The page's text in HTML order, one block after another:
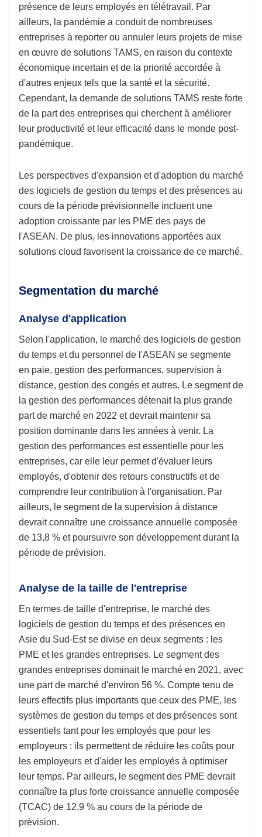
présence de leurs employés en télétravail. Par
ailleurs, la pandémie a conduit de nombreuses
entreprises à reporter ou annuler leurs projets de mise
en œuvre de solutions TAMS, en raison du contexte
économique incertain et de la priorité accordée à
d'autres enjeux tels que la santé et la sécurité.
Cependant, la demande de solutions TAMS reste forte
de la part des entreprises qui cherchent à améliorer
leur productivité et leur efficacité dans le monde post-
pandémique.
Les perspectives d'expansion et d'adoption du marché
des logiciels de gestion du temps et des présences au
cours de la période prévisionnelle incluent une
adoption croissante par les PME des pays de
l'ASEAN. De plus, les innovations apportées aux
solutions cloud favorisent la croissance de ce marché.
Segmentation du marché
Analyse d'application
Selon l'application, le marché des logiciels de gestion
du temps et du personnel de l'ASEAN se segmente
en paie, gestion des performances, supervision à
distance, gestion des congés et autres. Le segment de
la gestion des performances détenait la plus grande
part de marché en 2022 et devrait maintenir sa
position dominante dans les années à venir. La
gestion des performances est essentielle pour les
entreprises, car elle leur permet d'évaluer leurs
employés, d'obtenir des retours constructifs et de
comprendre leur contribution à l'organisation. Par
ailleurs, le segment de la supervision à distance
devrait connaître une croissance annuelle composée
de 13,8 % et poursuivre son développement durant la
période de prévision.
Analyse de la taille de l'entreprise
En termes de taille d'entreprise, le marché des
logiciels de gestion du temps et des présences en
Asie du Sud-Est se divise en deux segments : les
PME et les grandes entreprises. Le segment des
grandes entreprises dominait le marché en 2021, avec
une part de marché d'environ 56 %. Compte tenu de
leurs effectifs plus importants que ceux des PME, les
systèmes de gestion du temps et des présences sont
essentiels tant pour les employés que pour les
employeurs : ils permettent de réduire les coûts pour
les employeurs et d'aider les employés à optimiser
leur temps. Par ailleurs, le segment des PME devrait
connaître la plus forte croissance annuelle composée
(TCAC) de 12,9 % au cours de la période de
prévision.